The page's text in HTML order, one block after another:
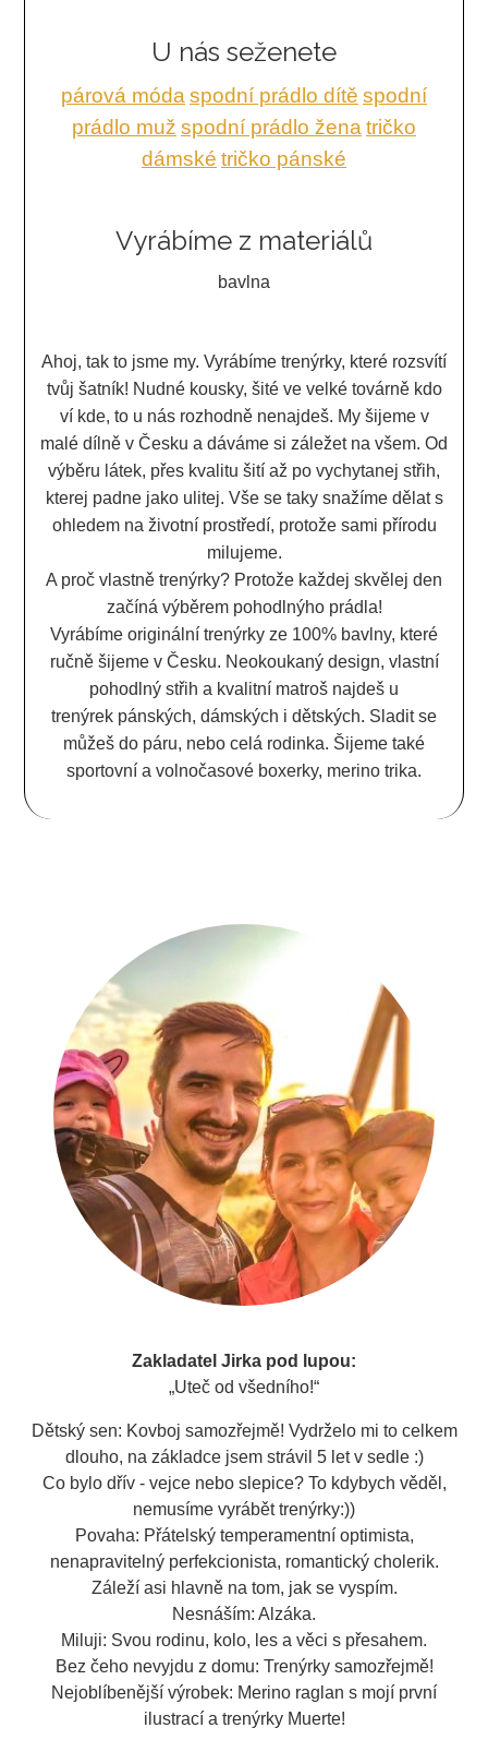
U nás seženete
párová móda spodní prádlo dítě spodní
prádlo muž spodní prádlo žena tričko
dámské tričko pánské
Vyrábíme z materiálů
bavlna
Ahoj, tak to jsme my. Vyrábíme trenýrky, které rozsvítí
tvůj šatník! Nudné kousky, šité ve velké továrně kdo
ví kde, to u nás rozhodně nenajdeš. My šijeme v
malé dílně v Česku a dáváme si záležet na všem. Od
výběru látek, přes kvalitu šití až po vychytanej střih,
kterej padne jako ulitej. Vše se taky snažíme dělat s
ohledem na životní prostředí, protože sami přírodu
milujeme.
A proč vlastně trenýrky? Protože každej skvělej den
začíná výběrem pohodlnýho prádla!
Vyrábíme originální trenýrky ze 100% bavlny, které
ručně šijeme v Česku. Neokoukaný design, vlastní
pohodlný střih a kvalitní matroš najdeš u
trenýrek pánských, dámských i dětských. Sladit se
můžeš do páru, nebo celá rodinka. Šijeme také
sportovní a volnočasové boxerky, merino trika.
Zakladatel Jirka pod lupou:
„Uteč od všedního!“
Dětský sen: Kovboj samozřejmě! Vydrželo mi to celkem
dlouho, na základce jsem strávil 5 let v sedle :)
Co bylo dřív - vejce nebo slepice? To kdybych věděl,
nemusíme vyrábět trenýrky:))
Povaha: Přátelský temperamentní optimista,
nenapravitelný perfekcionista, romantický cholerik.
Záleží asi hlavně na tom, jak se vyspím.
Nesnáším: Alzáka.
Miluji: Svou rodinu, kolo, les a věci s přesahem.
Bez čeho nevyjdu z domu: Trenýrky samozřejmě!
Nejoblíbenější výrobek: Merino raglan s mojí první
ilustrací a trenýrky Muerte!